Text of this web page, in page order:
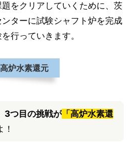
題をクリアしていくために、茨
ターに試験シャフト炉を完成
行っていきます。
炉水素還元
3つ目の挑戦が 「高炉水素還
！